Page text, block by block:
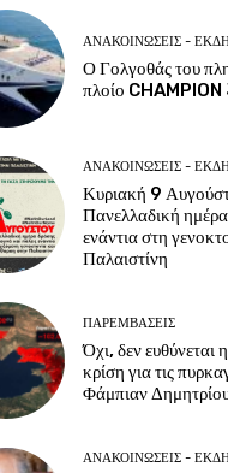
ΑΝΑΚΟΙΝΩΣΕΙΣ -
Ο Γολγοθάς του
πλοίο
ΑΝΑΚΟΙΝΩΣΕΙΣ -
Κυριακή 9
Πανελλαδική
ενάντια στη
Παλαιστίνη
ΠΑΡΕΜΒΑΣΕΙΣ
Όχι, δεν ευθύνεται
κρίση για τις
Φάμπιαν
ΑΝΑΚΟΙΝΩΣΕΙΣ -